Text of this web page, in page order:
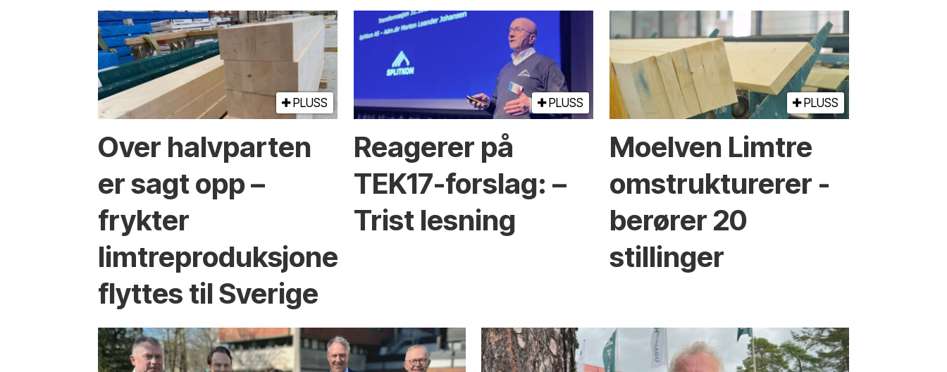
PLUSS
Over halvparten
er sagt opp –
frykter
limtreproduksjonen
flyttes til Sverige
PLUSS
Reagerer på
TEK17-forslag: –
Trist lesning
PLUSS
Moelven Limtre
omstrukturerer -
berører 20
stillinger